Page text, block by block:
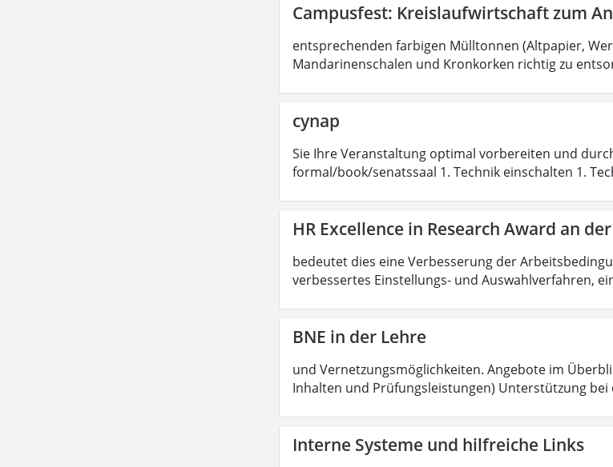
Campusfest: Kreislaufwirtschaft zum
entsprechenden farbigen Mülltonnen (Altpapier,
Mandarinenschalen und Kronkorken richtig zu
cynap
Sie Ihre Veranstaltung optimal vorbereiten und
formal/book/senatssaal 1. Technik einschalten 1.
HR Excellence in Research Award an
bedeutet dies eine Verbesserung der
verbessertes Einstellungs- und Auswahlverfahren,
BNE in der Lehre
und Vernetzungsmöglichkeiten. Angebote im
Inhalten und Prüfungsleistungen) Unterstützung
Interne Systeme und hilfreiche Links